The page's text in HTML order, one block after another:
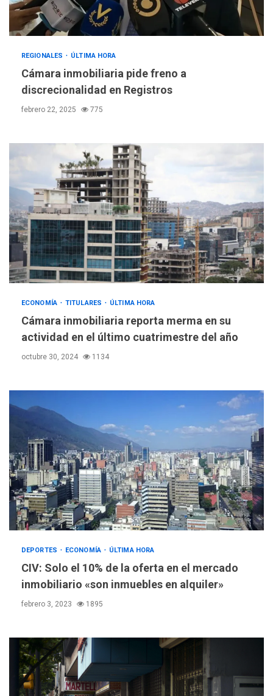
REGIONALES ÚLTIMA HORA
Cámara inmobiliaria pide freno a
discrecionalidad en Registros
febrero 22, 2025 775
ECONOMÍA TITULARES ÚLTIMA HORA
Cámara inmobiliaria reporta merma en su
actividad en el último cuatrimestre del año
octubre 30, 2024 1134
DEPORTES ECONOMÍA ÚLTIMA HORA
CIV: Solo el 10% de la oferta en el mercado
inmobiliario «son inmuebles en alquiler»
febrero 3, 2023 1895